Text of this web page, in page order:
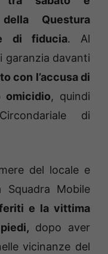
Questura
di fiducia. Al
garanzia davanti
con l’accusa di
omicidio, quindi
di
del locale e
Mobile
e la vittima
dopo aver
vicinanze del